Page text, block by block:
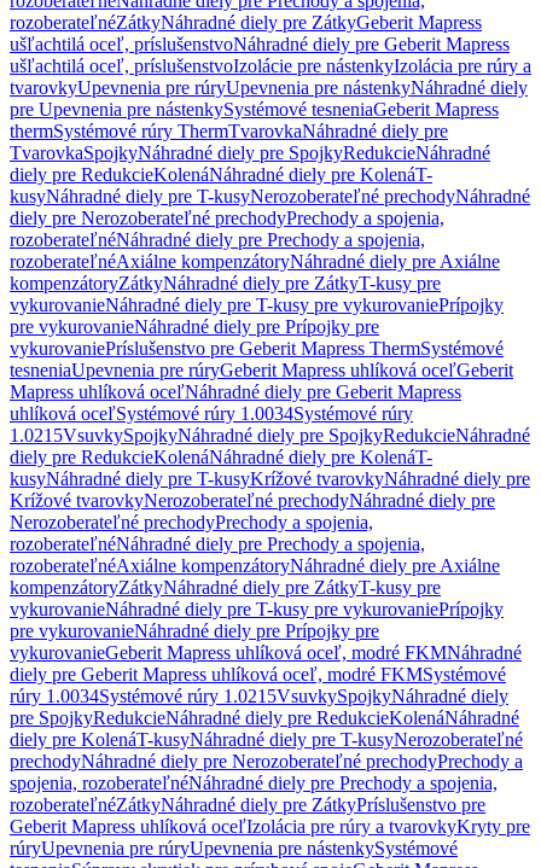
rozoberateľnéZátkyNáhradné diely pre ZátkyGeberit Mapress
ušľachtilá oceľ, príslušenstvoNáhradné diely pre Geberit Mapress
ušľachtilá oceľ, príslušenstvoIzolácie pre nástenkyIzolácia pre rúry a
tvarovkyUpevnenia pre rúryUpevnenia pre nástenkyNáhradné diely
pre Upevnenia pre nástenkySystémové tesneniaGeberit Mapress
thermSystémové rúry ThermTvarovkaNáhradné diely pre
TvarovkaSpojkyNáhradné diely pre SpojkyRedukcieNáhradné
diely pre RedukcieKolenáNáhradné diely pre KolenáT-
kusyNáhradné diely pre T-kusyNerozoberateľné prechodyNáhradné
diely pre Nerozoberateľné prechodyPrechody a spojenia,
rozoberateľnéNáhradné diely pre Prechody a spojenia,
rozoberateľnéAxiálne kompenzátoryNáhradné diely pre Axiálne
kompenzátoryZátkyNáhradné diely pre ZátkyT-kusy pre
vykurovanieNáhradné diely pre T-kusy pre vykurovaniePrípojky
pre vykurovanieNáhradné diely pre Prípojky pre
vykurovaniePríslušenstvo pre Geberit Mapress ThermSystémové
tesneniaUpevnenia pre rúryGeberit Mapress uhlíková oceľGeberit
Mapress uhlíková oceľNáhradné diely pre Geberit Mapress
uhlíková oceľSystémové rúry 1.0034Systémové rúry
1.0215VsuvkySpojkyNáhradné diely pre SpojkyRedukcieNáhradné
diely pre RedukcieKolenáNáhradné diely pre KolenáT-
kusyNáhradné diely pre T-kusyKrížové tvarovkyNáhradné diely pre
Krížové tvarovkyNerozoberateľné prechodyNáhradné diely pre
Nerozoberateľné prechodyPrechody a spojenia,
rozoberateľnéNáhradné diely pre Prechody a spojenia,
rozoberateľnéAxiálne kompenzátoryNáhradné diely pre Axiálne
kompenzátoryZátkyNáhradné diely pre ZátkyT-kusy pre
vykurovanieNáhradné diely pre T-kusy pre vykurovaniePrípojky
pre vykurovanieNáhradné diely pre Prípojky pre
vykurovanieGeberit Mapress uhlíková oceľ, modré FKMNáhradné
diely pre Geberit Mapress uhlíková oceľ, modré FKMSystémové
rúry 1.0034Systémové rúry 1.0215VsuvkySpojkyNáhradné diely
pre SpojkyRedukcieNáhradné diely pre RedukcieKolenáNáhradné
diely pre KolenáT-kusyNáhradné diely pre T-kusyNerozoberateľné
prechodyNáhradné diely pre Nerozoberateľné prechodyPrechody a
spojenia, rozoberateľnéNáhradné diely pre Prechody a spojenia,
rozoberateľnéZátkyNáhradné diely pre ZátkyPríslušenstvo pre
Geberit Mapress uhlíková oceľIzolácia pre rúry a tvarovkyKryty pre
rúryUpevnenia pre rúryUpevnenia pre nástenkySystémové